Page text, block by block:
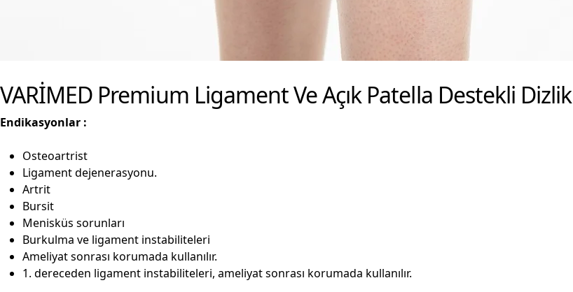
VARİMED Premium Ligament Ve Açık Patella Destekli Dizlik
Endikasyonlar :
Osteoartrist
Ligament dejenerasyonu.
Artrit
Bursit
Menisküs sorunları
Burkulma ve ligament instabiliteleri
Ameliyat sonrası korumada kullanılır.
1. dereceden ligament instabiliteleri, ameliyat sonrası korumada kullanılır.